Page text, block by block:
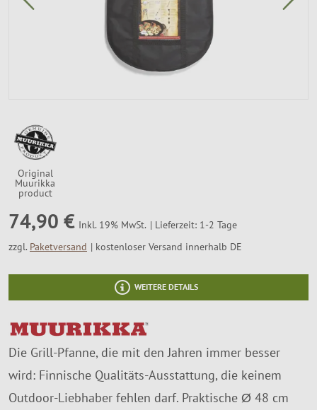
Original
Muurikka
product
74,90 € Inkl. 19% MwSt.
Lieferzeit: 1-2 Tage
zzgl. Paketversand kostenloser Versand innerhalb DE
WEITERE DETAILS
Die Grill-Pfanne, die mit den Jahren immer besser
wird: Finnische Qualitäts-Ausstattung, die keinem
Outdoor-Liebhaber fehlen darf. Praktische Ø 48 cm